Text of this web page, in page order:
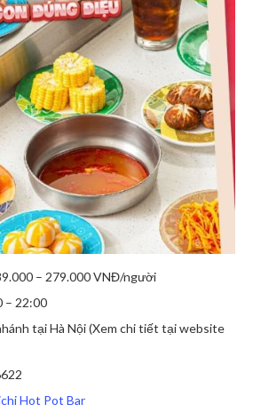
– 279.000 VNĐ/người
– 22:00
tại Hà Nội (Xem chi tiết tại website
Hot Pot Bar